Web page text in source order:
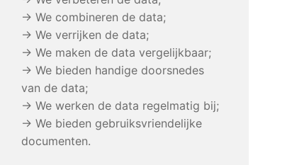
→ We combineren de data;
→ We verrijken de data;
→ We maken de data vergelijkbaar;
→ We bieden handige doorsnedes
van de data;
→ We werken de data regelmatig bij;
→ We bieden gebruiksvriendelijke
documenten.